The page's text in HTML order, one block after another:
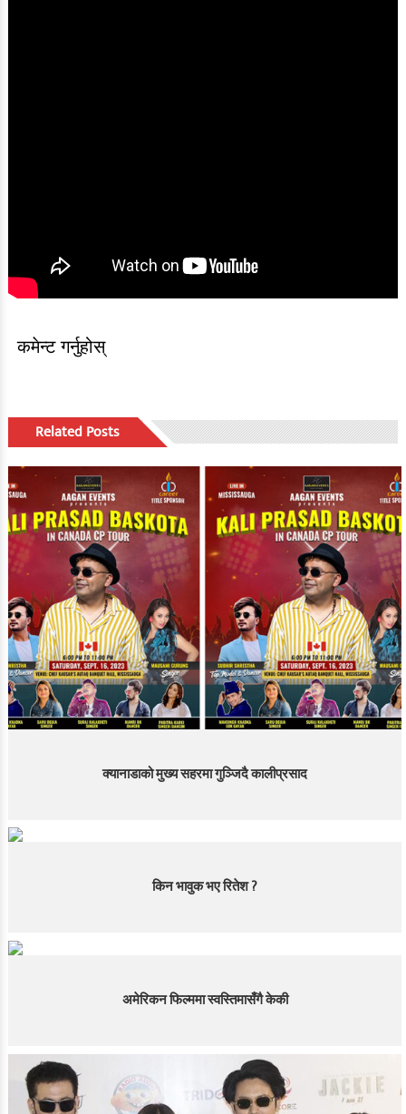
कमेन्ट गर्नुहोस्
Related Posts
क्यानाडाको मुख्य सहरमा गुञ्जिदै कालीप्रसाद
किन भावुक भए रितेश ?
अमेरिकन फिल्ममा स्वस्तिमासँगै केकी